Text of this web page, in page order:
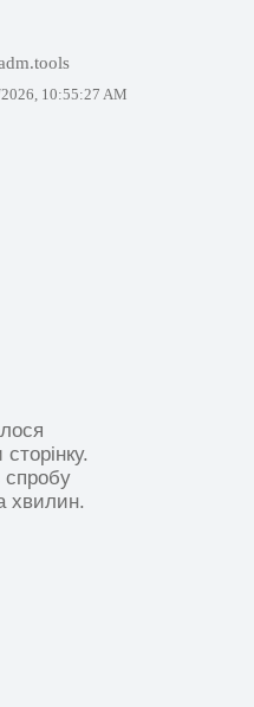
10:55:27 AM
спробу
хвилин.